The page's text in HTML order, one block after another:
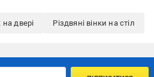
на двері Різдвяні вінки на стіл